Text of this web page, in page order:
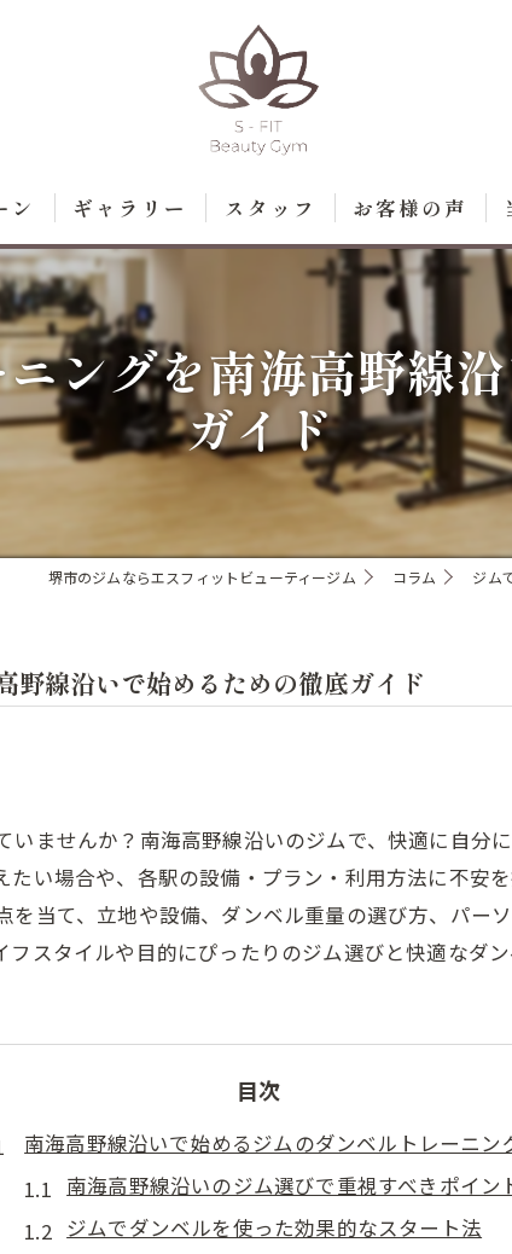
ン ギャラリー スタッフ お客様の声
ングを南海高野線
ガイド
堺市のジムならエスフィットビューティージム コラム ジム
野線沿いで始めるための徹底ガイド
ませんか？南海高野線沿いのジムで、快適に自分
い場合や、各駅の設備・プラン・利用方法に不安
を当て、立地や設備、ダンベル重量の選び方、パー
スタイルや目的にぴったりのジム選びと快適なダ
目次
南海高野線沿いで始めるジムのダンベルトレーニン
南海高野線沿いのジム選びで重視すべきポイン
ジムでダンベルを使った効果的なスタート法